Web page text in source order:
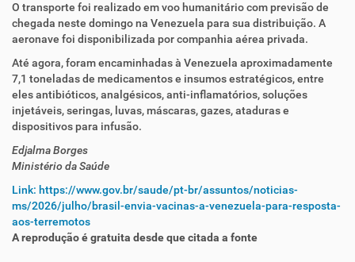
O transporte foi realizado em voo humanitário com previsão de
chegada neste domingo na Venezuela para sua distribuição. A
aeronave foi disponibilizada por companhia aérea privada.
Até agora, foram encaminhadas à Venezuela aproximadamente
7,1 toneladas de medicamentos e insumos estratégicos, entre
eles antibióticos, analgésicos, anti-inflamatórios, soluções
injetáveis, seringas, luvas, máscaras, gazes, ataduras e
dispositivos para infusão.
Edjalma Borges
Ministério da Saúde
Link: https://www.gov.br/saude/pt-br/assuntos/noticias-
ms/2026/julho/brasil-envia-vacinas-a-venezuela-para-resposta-
aos-terremotos
A reprodução é gratuita desde que citada a fonte